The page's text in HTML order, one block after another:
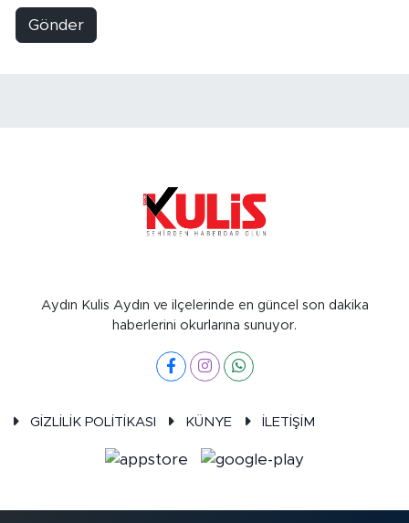
Gönder
Aydın Kulis Aydın ve ilçelerinde en güncel son dakika
haberlerini okurlarına sunuyor.
GİZLİLİK POLİTİKASI KÜNYE İLETİŞİM